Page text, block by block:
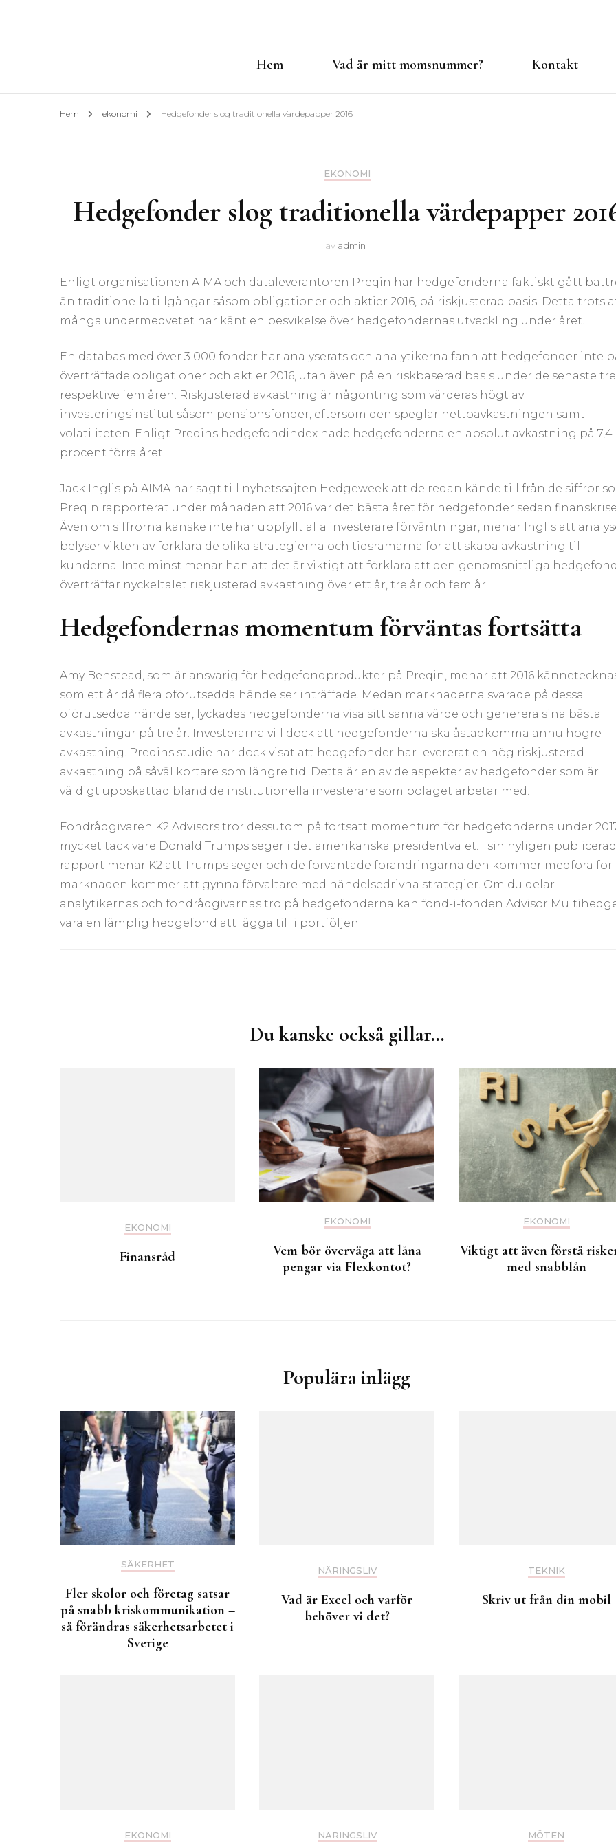
Hem Vad är mitt momsnummer? Kontakt
Hem ekonomi Hedgefonder slog traditionella värdepapper 2016
EKONOMI
Hedgefonder slog traditionella värdepapper
av admin
Enligt organisationen AIMA och dataleverantören Preqin har hedgefonderna faktiskt gått
än traditionella tillgångar såsom obligationer och aktier 2016, på riskjusterad basis. Detta trots
många undermedvetet har känt en besvikelse över hedgefondernas utveckling under året.
En databas med över 3 000 fonder har analyserats och analytikerna fann att hedgefonder inte
överträffade obligationer och aktier 2016, utan även på en riskbaserad basis under de senaste tre
respektive fem åren. Riskjusterad avkastning är någonting som värderas högt av
investeringsinstitut såsom pensionsfonder, eftersom den speglar nettoavkastningen samt
volatiliteten. Enligt Preqins hedgefondindex hade hedgefonderna en absolut avkastning på 7,4
procent förra året.
Jack Inglis på AIMA har sagt till nyhetssajten Hedgeweek att de redan kände till från de siffror
Preqin rapporterat under månaden att 2016 var det bästa året för hedgefonder sedan
Även om siffrorna kanske inte har uppfyllt alla investerare förväntningar, menar Inglis att
belyser vikten av förklara de olika strategierna och tidsramarna för att skapa avkastning till
kunderna. Inte minst menar han att det är viktigt att förklara att den genomsnittliga
överträffar nyckeltalet riskjusterad avkastning över ett år, tre år och fem år.
Hedgefondernas momentum förväntas fortsätta
Amy Benstead, som är ansvarig för hedgefondprodukter på Preqin, menar att 2016
som ett år då flera oförutsedda händelser inträffade. Medan marknaderna svarade på dessa
oförutsedda händelser, lyckades hedgefonderna visa sitt sanna värde och generera sina bästa
avkastningar på tre år. Investerarna vill dock att hedgefonderna ska åstadkomma ännu högre
avkastning. Preqins studie har dock visat att hedgefonder har levererat en hög riskjusterad
avkastning på såväl kortare som längre tid. Detta är en av de aspekter av hedgefonder som är
väldigt uppskattad bland de institutionella investerare som bolaget arbetar med.
Fondrådgivaren K2 Advisors tror dessutom på fortsatt momentum för hedgefonderna under
mycket tack vare Donald Trumps seger i det amerikanska presidentvalet. I sin nyligen
rapport menar K2 att Trumps seger och de förväntade förändringarna den kommer medföra för
marknaden kommer att gynna förvaltare med händelsedrivna strategier. Om du delar
analytikernas och fondrådgivarnas tro på hedgefonderna kan fond-i-fonden Advisor
vara en lämplig hedgefond att lägga till i portföljen.
Du kanske också gillar…
EKONOMI
Finansråd
EKONOMI
Vem bör överväga att låna
pengar via Flexkontot?
EKONOMI
Viktigt att även förstå
med snabblån
Populära inlägg
SÄKERHET
Fler skolor och företag satsar
på snabb kriskommunikation –
så förändras säkerhetsarbetet i
Sverige
NÄRINGSLIV
Vad är Excel och varför
behöver vi det?
TEKNIK
Skriv ut från din mobil
EKONOMI NÄRINGSLIV MÖTEN